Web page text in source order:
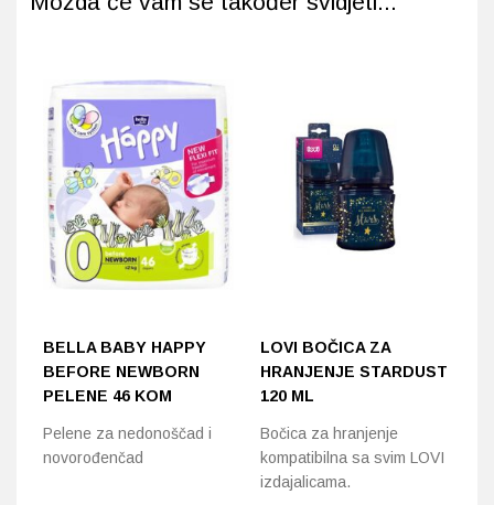
BELLA BABY HAPPY
BEFORE NEWBORN
PELENE 46 KOM
Pelene za nedonoščad i
novorođenčad
LOVI BOČICA ZA
HRANJENJE STARDUST
120 ML
Bočica za hranjenje
kompatibilna sa svim LOVI
izdajalicama.